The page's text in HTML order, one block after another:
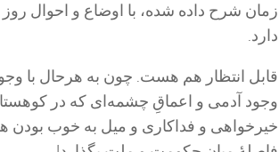
زمان شرح داده شده، با اوضاع و احوال
دارد.
قابل انتظار هم هست. چون به هرحال با
وجود آدمی و اعماقِ چشمه‌ای که در
خیرخواهی و فداکاری و میل به خوب بودن